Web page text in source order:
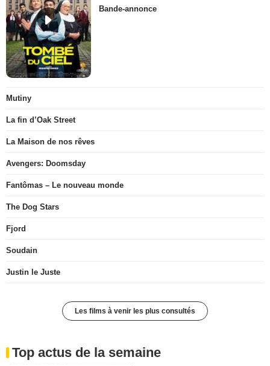
Bande-annonce
Mutiny
La fin d’Oak Street
La Maison de nos rêves
Avengers: Doomsday
Fantômas – Le nouveau monde
The Dog Stars
Fjord
Soudain
Justin le Juste
Les films à venir les plus consultés
Top actus de la semaine